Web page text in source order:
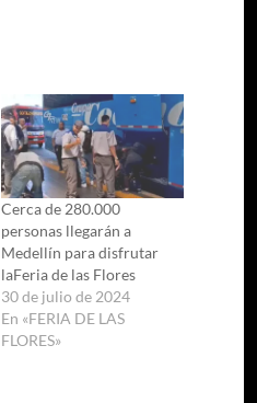
Cerca de 280.000
personas llegarán a
Medellín para disfrutar
laFeria de las Flores
30 de julio de 2024
En «FERIA DE LAS
FLORES»